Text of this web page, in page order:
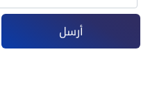
أرسل